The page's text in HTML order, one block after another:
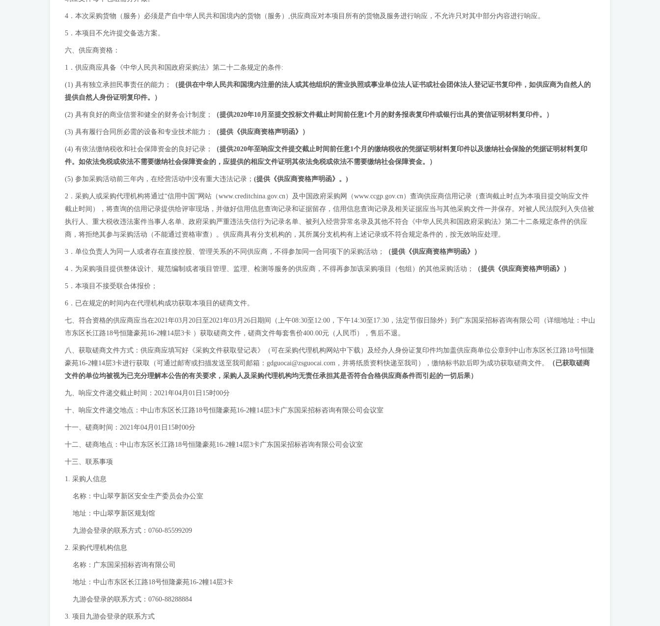
4．本次采购货物（服务）必须是产自中华人民共和国境内的货物（服务）,供应商应对本项目所有的货物及服务进行响应，不允许只对其中部分内容进行响应。
5．本项目不允许提交备选方案。
六、供应商资格：
1．供应商应具备《中华人民共和国政府采购法》第二十二条规定的条件:
(1) 具有独立承担民事责任的能力； （提供在中华人民共和国境内注册的法人或其他组织的营业执照或事业单位法人证书或社会团体法人登记证书复印件，如供应商为自然人的
提供自然人身份证明复印件。 ）
(2) 具有良好的商业信誉和健全的财务会计制度； （提供2020年10月 至提交投标文件截止时间前任意1个月的财务报表复印件或银行出具的资信证明材料复印件。 ）
(3) 具有履行合同所必需的设备和专业技术能力； （提供《供应商资格声明函》）
(4) 有依法缴纳税收和社会保障资金的良好记录； （提供2020年至响应文件提交截止时间前任意1个月 的缴纳税收的凭据证明材料复印件以及缴纳社会保险的凭据证明材料复印
件。如依法免税或依法不需要缴纳社会保障资金的，应提供的相应文件证明其依法免税或依法不需要缴纳社会保障资金。 ）
(5) 参加采购活动前三年内，在经营活动中没有重大违法记录； (提供《供应商资格声明函》 。 )
2．采购人或采购代理机构将通过“信用中国”网站（www.creditchina.gov.cn）及中国政府采购网（www.ccgp.gov.cn）查询供应商信用记录（查询截止时点为本项目提交响应文件
截止时间），将查询的信用记录提供给评审现场，并做好信用信息查询记录和证据留存，信用信息查询记录及相关证据应当与其他采购文件一并保存。对被人民法院列入失信被
执行人、重大税收违法案件当事人名单、政府采购严重违法失信行为记录名单、被列入经营异常名录及其他不符合《中华人民共和国政府采购法》第二十二条规定条件的供应
商，将拒绝其参与采购活动（不能通过资格审查）。供应商具有分支机构的，其所属分支机构有上述记录或不符合规定条件的，按无效响应处理。
3．单位负责人为同一人或者存在直接控股、管理关系的不同供应商，不得参加同一合同项下的采购活动； （提供《供应商资格声明函》 ）
4．为采购项目提供整体设计、规范编制或者项目管理、监理、检测等服务的供应商，不得再参加该采购项目（包组）的其他采购活动； （提供《供应商资格声明函》 ）
5．本项目不接受联合体报价；
6．已在规定的时间内在代理机构成功获取本项目的磋商文件。
七、符合资格的供应商应当在2021年03月20日至2021年03月26日期间（上午08:30至12:00，下午14:30至17:30，法定节假日除外）到广东国采招标咨询有限公司（详细地址：中山
市东区长江路18号恒隆豪苑16-2幢14层3卡 ）获取磋商文件，磋商文件每套售价400.00元（人民币），售后不退。
八、获取磋商文件方式：供应商应填写好《采购文件获取登记表》（可在采购代理机构网站中下载）及经办人身份证复印件均加盖供应商单位公章到中山市东区长江路18号恒隆
豪苑16-2幢14层3卡进行获取（可通过邮寄或扫描发送至我司邮箱： gdguocai@zsguocai.com ，并将纸质资料快递至我司），缴纳标书款后即为成功获取磋商文件。
（已获取磋商
文件的单位均被视为已充分理解本公告的有关要求，采购人及采购代理机构均无责任承担其是否符合合格供应商条件而引起的一切后果）
九、响应文件递交截止时间：2021年04月01日15时00分
十、响应文件递交地点：中山市东区长江路18号恒隆豪苑16-2幢14层3卡广东国采招标咨询有限公司会议室
十一、磋商时间：2021年04月01日15时00分
十二、磋商地点：中山市东区长江路18号恒隆豪苑16-2幢14层3卡广东国采招标咨询有限公司会议室
十三、联系事项
1. 采购人信息
名称：中山翠亨新区安全生产委员会办公室
地址：中山翠亨新区规划馆
九游会登录的联系方式：0760-85599209
2. 采购代理机构信息
名称：广东国采招标咨询有限公司
地址：中山市东区长江路18号恒隆豪苑16-2幢14层3卡
九游会登录的联系方式：0760-88288884
3. 项目九游会登录的联系方式